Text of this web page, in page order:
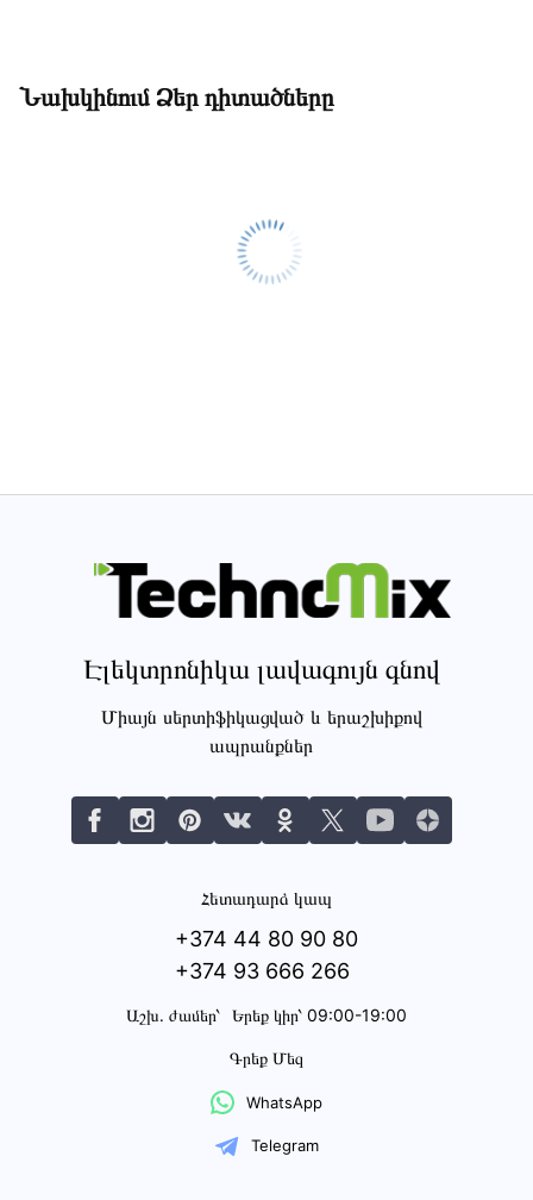
Նախկինում Ձեր դիտածները
Էլեկտրոնիկա լավագույն գնով
Միայն սերտիֆիկացված և երաշխիքով
ապրանքներ
Հետադարձ կապ
+374 44 80 90 80
+374 93 666 266
Աշխ․ ժամեր՝ Երեք կիր՝ 09:00-19:00
Գրեք Մեզ
WhatsApp
Telegram